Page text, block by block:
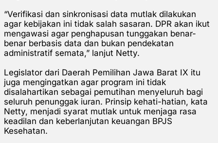
“Verifikasi dan sinkronisasi data mutlak dilakukan
agar kebijakan ini tidak salah sasaran. DPR akan ikut
mengawasi agar penghapusan tunggakan benar-
benar berbasis data dan bukan pendekatan
administratif semata,” lanjut Netty.
Legislator dari Daerah Pemilihan Jawa Barat IX itu
juga mengingatkan agar program ini tidak
disalahartikan sebagai pemutihan menyeluruh bagi
seluruh penunggak iuran. Prinsip kehati-hatian, kata
Netty, menjadi syarat mutlak untuk menjaga rasa
keadilan dan keberlanjutan keuangan BPJS
Kesehatan.